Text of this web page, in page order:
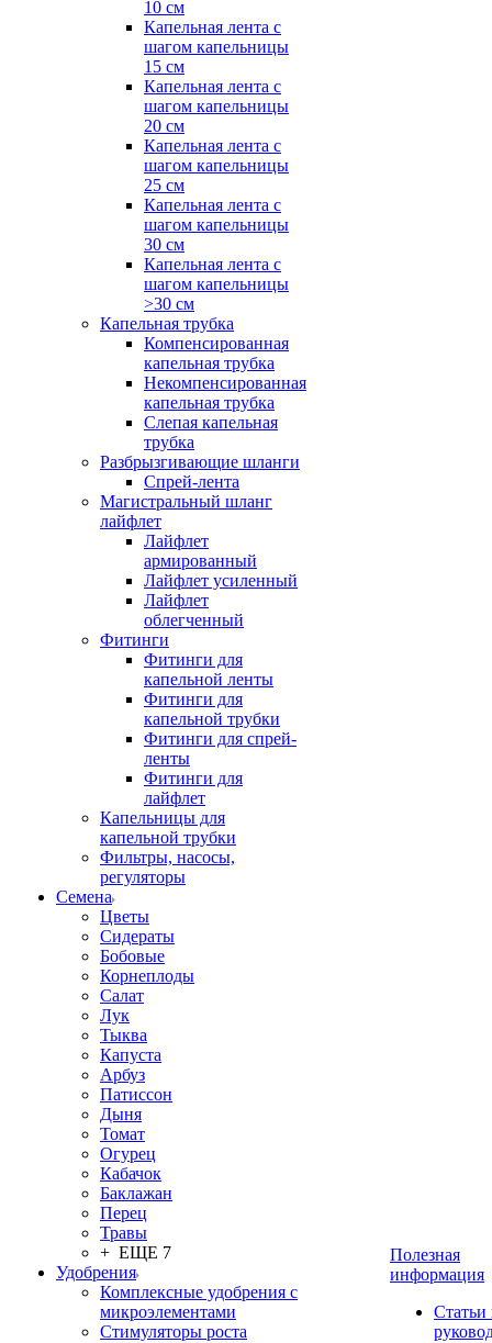
10 см
Капельная лента с
шагом капельницы
15 см
Капельная лента с
шагом капельницы
20 см
Капельная лента с
шагом капельницы
25 см
Капельная лента с
шагом капельницы
30 см
Капельная лента с
шагом капельницы
>30 см
Капельная трубка
Компенсированная
капельная трубка
Некомпенсированная
капельная трубка
Слепая капельная
трубка
Разбрызгивающие шланги
Спрей-лента
Магистральный шланг
лайфлет
Лайфлет
армированный
Лайфлет усиленный
Лайфлет
облегченный
Фитинги
Фитинги для
капельной ленты
Фитинги для
капельной трубки
Фитинги для спрей-
ленты
Фитинги для
лайфлет
Капельницы для
капельной трубки
Фильтры, насосы,
регуляторы
Семена
Цветы
Сидераты
Бобовые
Корнеплоды
Салат
Лук
Тыква
Капуста
Арбуз
Патиссон
Дыня
Томат
Огурец
Кабачок
Баклажан
Перец
Травы
+ ЕЩЕ 7
Удобрения
Комплексные удобрения с
микроэлементами
Стимуляторы роста
Полезная
информация
Статьи